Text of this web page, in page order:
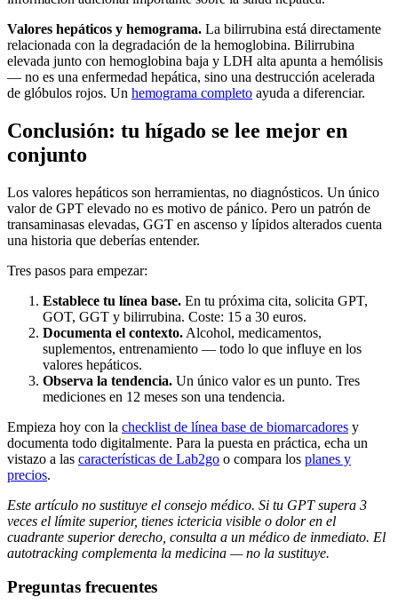
Valores hepáticos y hemograma. La bilirrubina está directamente
relacionada con la degradación de la hemoglobina. Bilirrubina
elevada junto con hemoglobina baja y LDH alta apunta a hemólisis
— no es una enfermedad hepática, sino una destrucción acelerada
de glóbulos rojos. Un hemograma completo ayuda a diferenciar.
Conclusión: tu hígado se lee mejor en
conjunto
Los valores hepáticos son herramientas, no diagnósticos. Un único
valor de GPT elevado no es motivo de pánico. Pero un patrón de
transaminasas elevadas, GGT en ascenso y lípidos alterados cuenta
una historia que deberías entender.
Tres pasos para empezar:
Establece tu línea base. En tu próxima cita, solicita GPT,
GOT, GGT y bilirrubina. Coste: 15 a 30 euros.
Documenta el contexto. Alcohol, medicamentos,
suplementos, entrenamiento — todo lo que influye en los
valores hepáticos.
Observa la tendencia. Un único valor es un punto. Tres
mediciones en 12 meses son una tendencia.
Empieza hoy con la checklist de línea base de biomarcadores y
documenta todo digitalmente. Para la puesta en práctica, echa un
vistazo a las características de Lab2go o compara los planes y
precios.
Este artículo no sustituye el consejo médico. Si tu GPT supera 3
veces el límite superior, tienes ictericia visible o dolor en el
cuadrante superior derecho, consulta a un médico de inmediato. El
autotracking complementa la medicina — no la sustituye.
Preguntas frecuentes